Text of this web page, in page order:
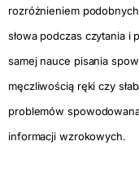
rozróżnieniem
słowa podczas czytania i
samej nauce pisania
męczliwością ręki czy
problemów
informacji wzrokowych.